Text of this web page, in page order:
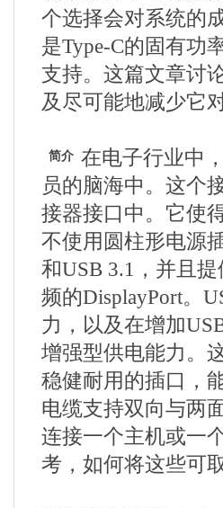
个选择会对系统的
是Type-C的固有功
支持。这篇文章讨
及尽可能地减少它
简介 在电子行业中
员的脑海中。这个
接器接口中。它使
不使用圆柱形电源
和USB 3.1，并且
频的DisplayPort。
力，以及在增加
增强型供电能力。
稳健耐用的插口，
电缆支持双向与两
连接一个主机或一
考，如何将这些可